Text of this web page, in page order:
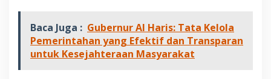
Baca Juga : Gubernur Al Haris: Tata Kelola
Pemerintahan yang Efektif dan Transparan
untuk Kesejahteraan Masyarakat